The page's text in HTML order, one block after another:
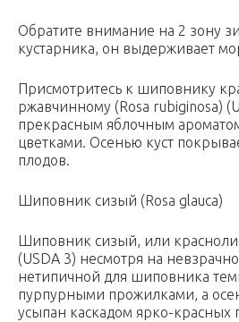
Обратите внимание на 2 зону
кустарника, он выдерживает
Присмотритесь к шиповнику
ржавчинному (Rosa rubiginosa)
прекрасным яблочным
цветками. Осенью куст
плодов.
Шиповник сизый (Rosa glauca)
Шиповник сизый, или
(USDA 3) несмотря на
нетипичной для шиповника
пурпурными прожилками, а
усыпан каскадом ярко-красных